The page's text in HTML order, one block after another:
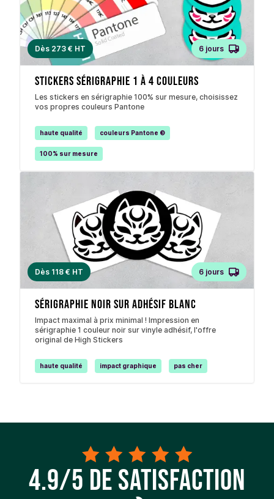
Dès 273 € HT 6 jours
Stickers sérigraphie 1 à 4 couleurs
Les stickers en sérigraphie 100% sur mesure, choisissez
vos propres couleurs Pantone
haute qualité couleurs Pantone ©
100% sur mesure
Dès 118 € HT 6 jours
Sérigraphie noir sur adhésif blanc
Impact maximal à prix minimal ! Impression en
sérigraphie 1 couleur noir sur vinyle adhésif, l'offre
original de High Stickers
haute qualité impact graphique pas cher
4.9/5 de satisfaction